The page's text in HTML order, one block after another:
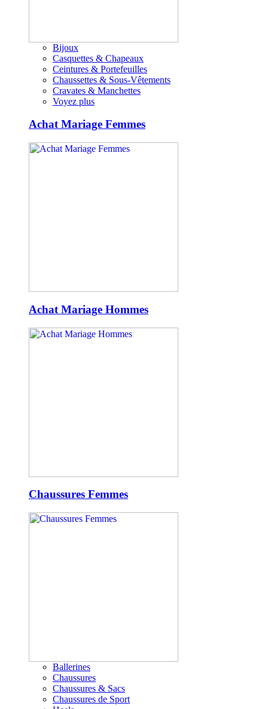
Bijoux
Casquettes & Chapeaux
Ceintures & Portefeuilles
Chaussettes & Sous-Vêtements
Cravates & Manchettes
Voyez plus
Achat Mariage Femmes
Achat Mariage Hommes
Chaussures Femmes
Ballerines
Chaussures
Chaussures & Sacs
Chaussures de Sport